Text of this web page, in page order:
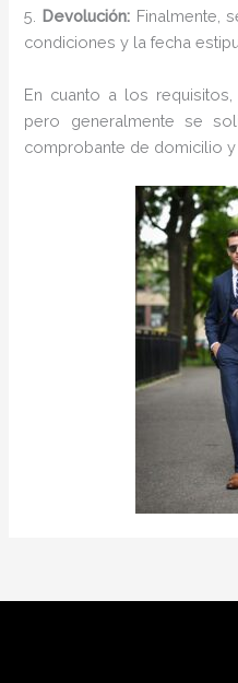
5. Devolución: Finalmente,
condiciones y la fecha
En cuanto a los
pero generalmente se
comprobante de domicilio